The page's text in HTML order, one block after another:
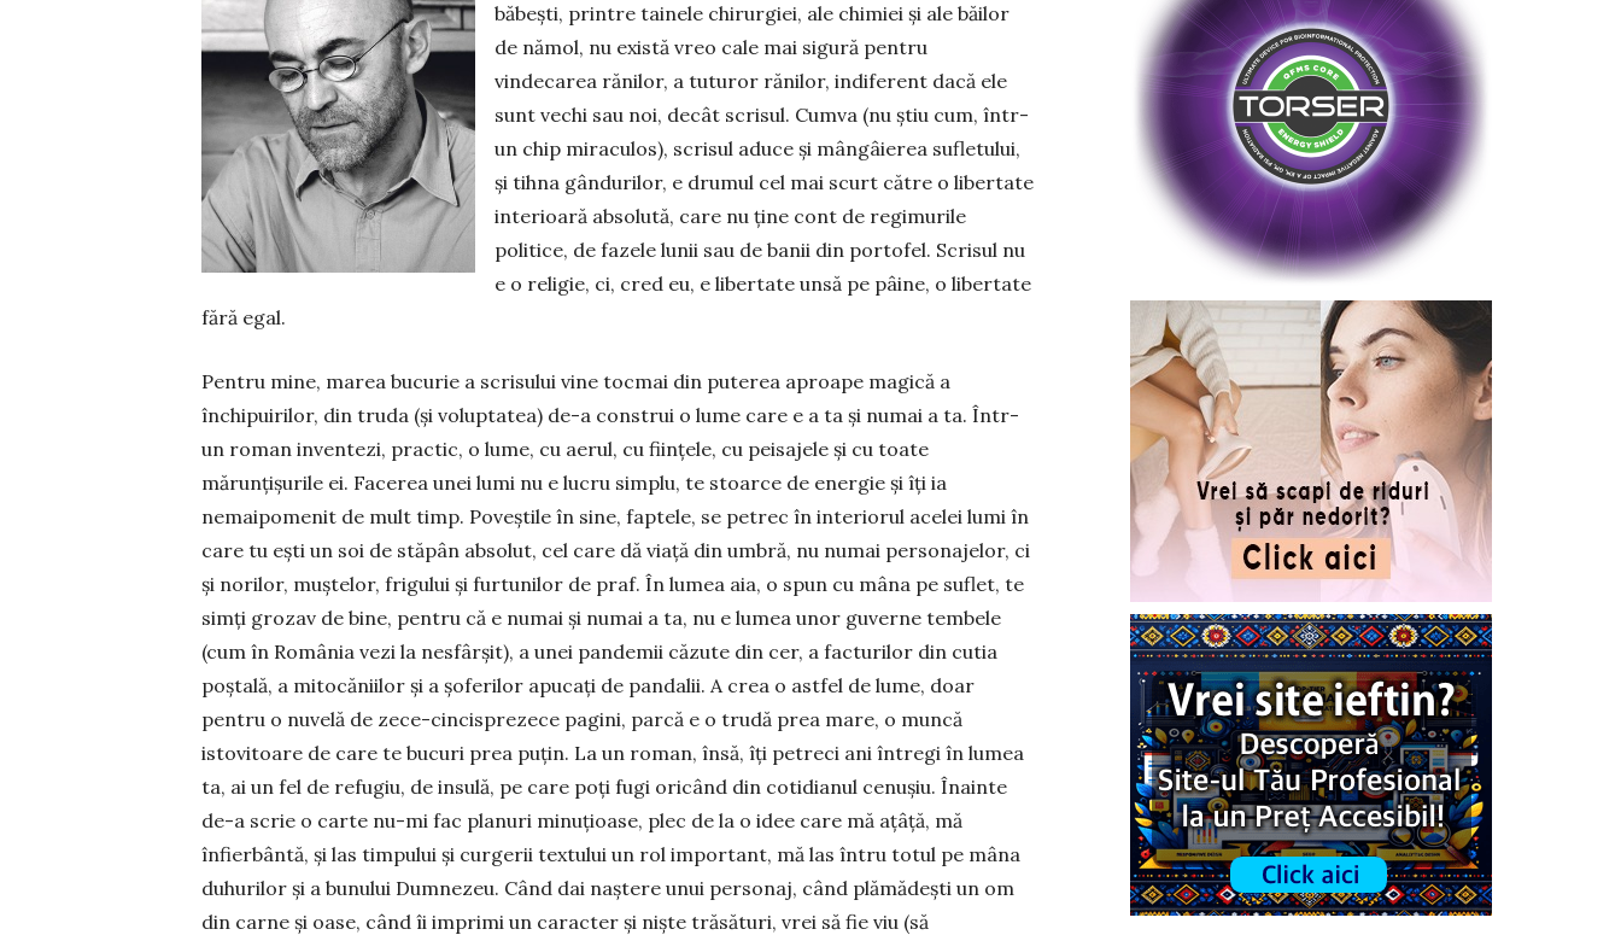
băbești, prin­tre tainele chirurgiei, ale chimiei și ale băilor
de nă­mol, nu există vreo cale mai sigură pentru
vindecarea ră­nilor, a tuturor rănilor, indi­ferent dacă ele
sunt vechi sau noi, decât scri­sul. Cumva (nu știu cum, în­tr-
un chip miracu­los), scri­sul aduce și mân­gâierea sufletu­lui,
și tihna gândurilor, e drumul cel mai scurt către o libertate
interioară absolută, care nu ține cont de regimurile
politice, de fazele lunii sau de banii din portofel. Scrisul nu
e o religie, ci, cred eu, e liber­tate unsă pe pâine, o libertate
fără egal.
Pentru mine, marea bucurie a scrisului vine tocmai din puterea aproape magică a
închipuirilor, din truda (și voluptatea) de-a construi o lume care e a ta și numai a ta. Într-
un roman inventezi, prac­tic, o lume, cu aerul, cu ființele, cu peisajele și cu toate
mărunțișurile ei. Facerea unei lumi nu e lucru simplu, te stoarce de energie și îți ia
nemaipomenit de mult timp. Poveștile în sine, faptele, se petrec în interiorul acelei lumi în
care tu ești un soi de stăpân absolut, cel care dă viață din umbră, nu numai personajelor, ci
și norilor, muștelor, frigului și furtunilor de praf. În lumea aia, o spun cu mâna pe suflet, te
simți grozav de bine, pentru că e numai și numai a ta, nu e lumea unor guverne tembele
(cum în România vezi la nesfârșit), a unei pandemii căzute din cer, a facturilor din cutia
poștală, a mitocăniilor și a șoferilor apucați de pandalii. A crea o astfel de lume, doar
pentru o nuvelă de zece-cincisprezece pagini, parcă e o trudă prea mare, o muncă
istovitoare de care te bucuri prea puțin. La un roman, însă, îți petreci ani întregi în lumea
ta, ai un fel de refugiu, de insulă, pe care poți fugi oricând din cotidianul cenușiu. Înainte
de-a scrie o carte nu-mi fac planuri minuțioase, plec de la o idee care mă ațâță, mă
înfierbântă, și las timpului și curgerii textului un rol important, mă las întru totul pe mâna
duhurilor și a bunului Dumnezeu. Când dai naștere unui personaj, când plămădești un om
din carne și oase, când îi imprimi un caracter și niște trăsături, vrei să fie viu (să